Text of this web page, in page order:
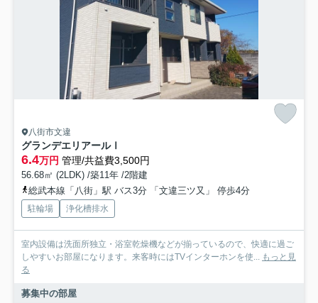
八街市文違
グランデエリアールⅠ
6.4万円 管理/共益費3,500円
56.68㎡ (2LDK) /築11年 /2階建
総武本線「八街」駅 バス3分 「文違三ツ又」 停歩4分
駐輪場 浄化槽排水
室内設備は洗面所独立・浴室乾燥機などが揃っているので、快適に過ご
しやすいお部屋になります。来客時にはTVインターホンを使... もっと見
る
募集中の部屋